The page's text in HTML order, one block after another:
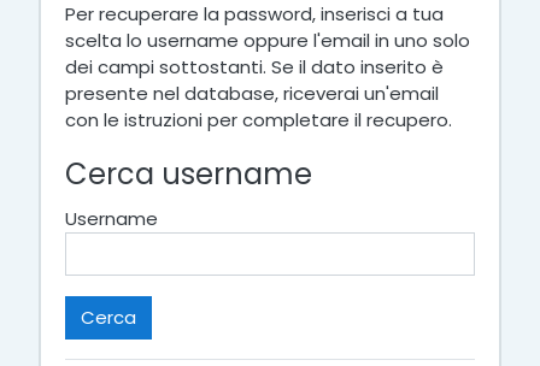
Per recuperare la password, inserisci a tua
scelta lo username oppure l'email in uno solo
dei campi sottostanti. Se il dato inserito è
presente nel database, riceverai un'email
con le istruzioni per completare il recupero.
Cerca username
Username